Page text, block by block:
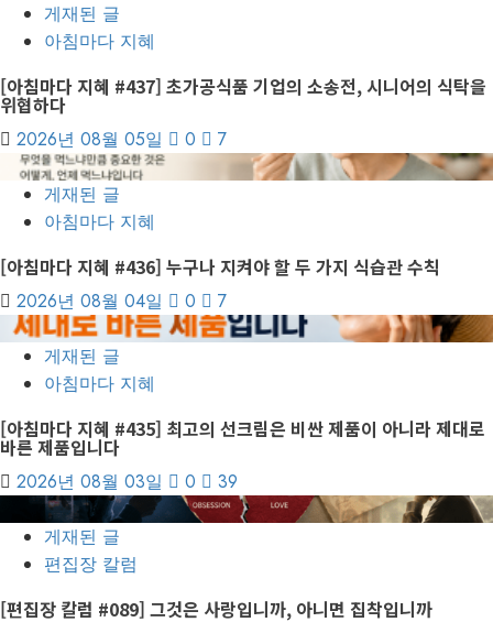
게재된 글
아침마다 지혜
[아침마다 지혜 #437] 초가공식품 기업의 소송전, 시니어의 식탁을
위협하다
2026년 08월 05일 0
7
게재된 글
아침마다 지혜
[아침마다 지혜 #436] 누구나 지켜야 할 두 가지 식습관 수칙
2026년 08월 04일 0
7
게재된 글
아침마다 지혜
[아침마다 지혜 #435] 최고의 선크림은 비싼 제품이 아니라 제대로
바른 제품입니다
2026년 08월 03일 0
39
게재된 글
편집장 칼럼
[편집장 칼럼 #089] 그것은 사랑입니까, 아니면 집착입니까